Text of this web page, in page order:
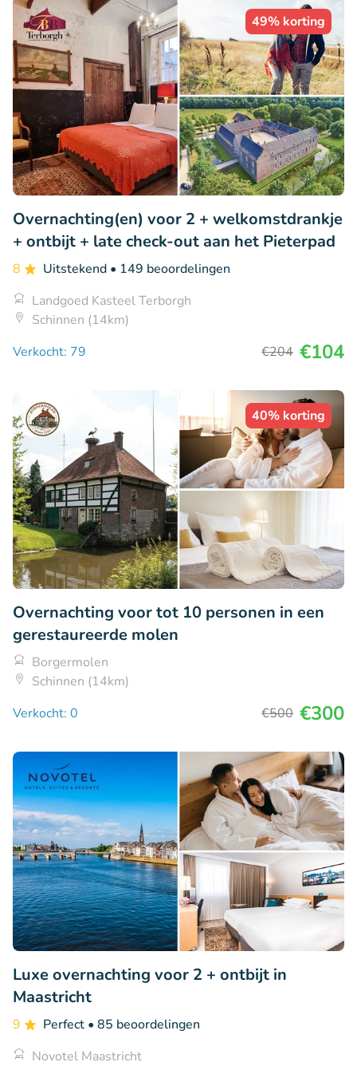
49% korting
Overnachting(en) voor 2 + welkomstdrankje
+ ontbijt + late check-out aan het Pieterpad
8 Uitstekend • 149 beoordelingen
Landgoed Kasteel Terborgh
Schinnen (14km)
Verkocht: 79
€204 €104
40% korting
Overnachting voor tot 10 personen in een
gerestaureerde molen
Borgermolen
Schinnen (14km)
Verkocht: 0
€500 €300
Luxe overnachting voor 2 + ontbijt in
Maastricht
9 Perfect • 85 beoordelingen
Novotel Maastricht